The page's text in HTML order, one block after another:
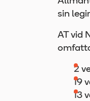
sin
AT vid
2
19
13